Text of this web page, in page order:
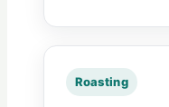
Roasting